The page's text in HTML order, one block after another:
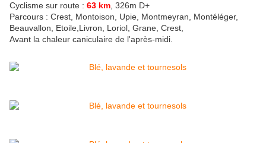
Cyclisme sur route : 63 km , 326m D+
Parcours : Crest, Montoison, Upie, Montmeyran, Montéléger,
Beauvallon, Etoile,Livron, Loriol, Grane, Crest,
Avant la chaleur caniculaire de l'après-midi.